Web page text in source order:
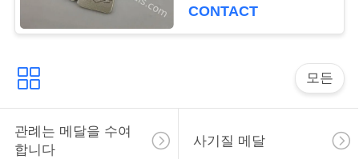
사
이
트
맵
CONTACT
모든
관례는 메달을 수여
합니다
사기질 메달